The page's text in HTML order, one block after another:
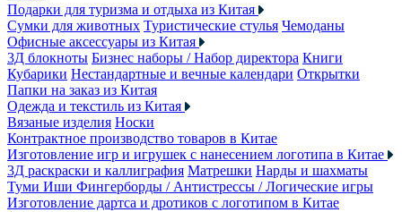
Подарки для туризма и отдыха из Китая
Сумки для животных Туристические стулья Чемоданы
Офисные аксессуары из Китая
3Д блокноты Бизнес наборы / Набор директора Книги
Кубарики Нестандартные и вечные календари Открытки
Папки на заказ из Китая
Одежда и текстиль из Китая
Вязаные изделия Носки
Контрактное производство товаров в Китае
Изготовление игр и игрушек с нанесением логотипа в Китае
3Д раскраски и каллиграфия Матрешки Нарды и шахматы
Туми Иши Фингерборды / Антистрессы / Логические игры
Изготовление дартса и дротиков с логотипом в Китае